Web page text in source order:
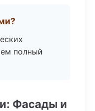
полный
Фасады и